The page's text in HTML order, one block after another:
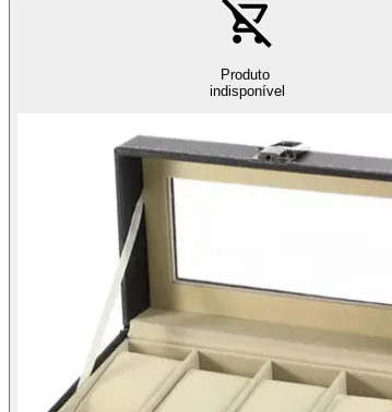
Produto
indisponível